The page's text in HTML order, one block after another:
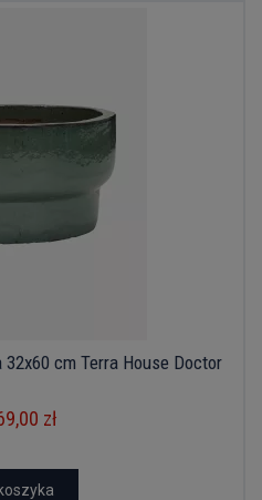
cm Terra House Doctor
zł